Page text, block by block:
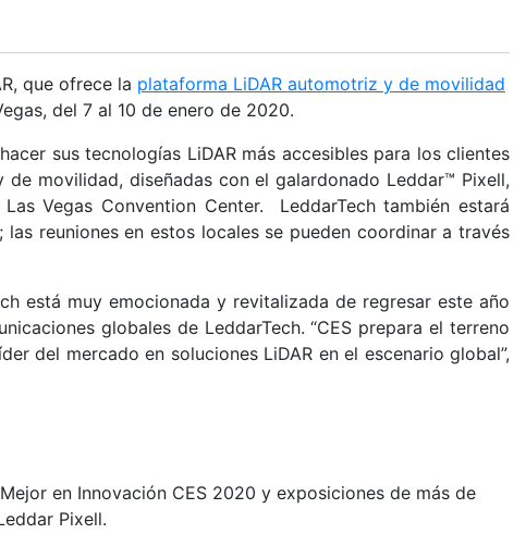
que ofrece la plataforma LiDAR automotriz y de movilidad
del 7 al 10 de enero de 2020.
sus tecnologías LiDAR más accesibles para los clientes
movilidad, diseñadas con el galardonado Leddar™ Pixell,
Vegas Convention Center. LeddarTech también estará
reuniones en estos locales se pueden coordinar a través
está muy emocionada y revitalizada de regresar este año
globales de LeddarTech. “CES prepara el terreno
del mercado en soluciones LiDAR en el escenario global”,
en Innovación CES 2020 y exposiciones de más de
Pixell.